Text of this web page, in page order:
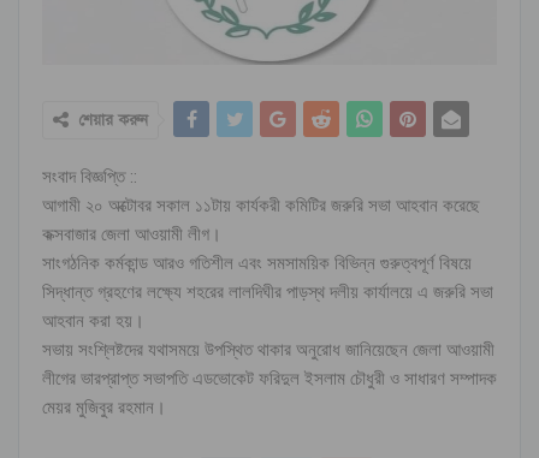
শেয়ার করুন
সংবাদ বিজ্ঞপ্তি ::
আগামী ২০ অক্টোবর সকাল ১১টায় কার্যকরী কমিটির জরুরি সভা আহবান করেছে
কক্সবাজার জেলা আওয়ামী লীগ।
সাংগঠনিক কর্মকান্ড আরও গতিশীল এবং সমসাময়িক বিভিন্ন গুরুত্বপূর্ণ বিষয়ে
সিদ্ধান্ত গ্রহণের লক্ষ্যে শহরের লালদিঘীর পাড়স্থ দলীয় কার্যালয়ে এ জরুরি সভা
আহবান করা হয়।
সভায় সংশ্লিষ্টদের যথাসময়ে উপস্থিত থাকার অনুরোধ জানিয়েছেন জেলা আওয়ামী
লীগের ভারপ্রাপ্ত সভাপতি এডভোকেট ফরিদুল ইসলাম চৌধুরী ও সাধারণ সম্পাদক
মেয়র মুজিবুর রহমান।